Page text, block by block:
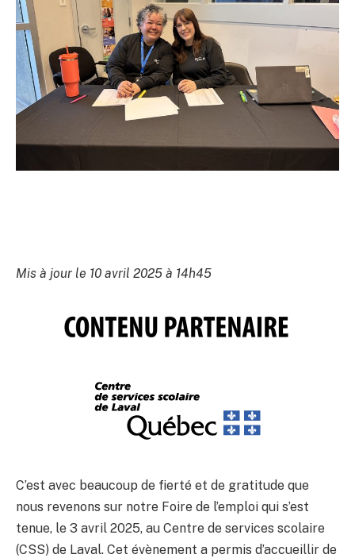
Mis à jour le 10 avril 2025 à 14h45
C’est avec beaucoup de fierté et de gratitude que
nous revenons sur notre Foire de l’emploi qui s’est
tenue, le 3 avril 2025, au Centre de services scolaire
(CSS) de Laval. Cet évènement a permis d’accueillir de